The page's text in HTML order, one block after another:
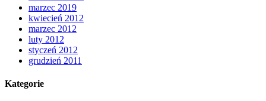
marzec 2019
kwiecień 2012
marzec 2012
luty 2012
styczeń 2012
grudzień 2011
Kategorie